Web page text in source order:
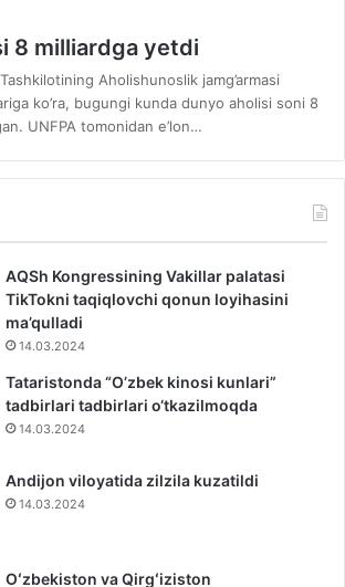
8 milliardga yetdi
Aholishunoslik jamg’armasi
ko’ra, bugungi kunda dunyo aholisi soni 8
UNFPA tomonidan e’lon…
AQSh Kongressining Vakillar palatasi
TikTokni taqiqlovchi qonun loyihasini
ma’qulladi
14.03.2024
Tataristonda “O’zbek kinosi kunlari”
tadbirlari tadbirlari o‘tkazilmoqda
14.03.2024
Andijon viloyatida zilzila kuzatildi
14.03.2024
Oʻzbekiston va Qirgʻiziston